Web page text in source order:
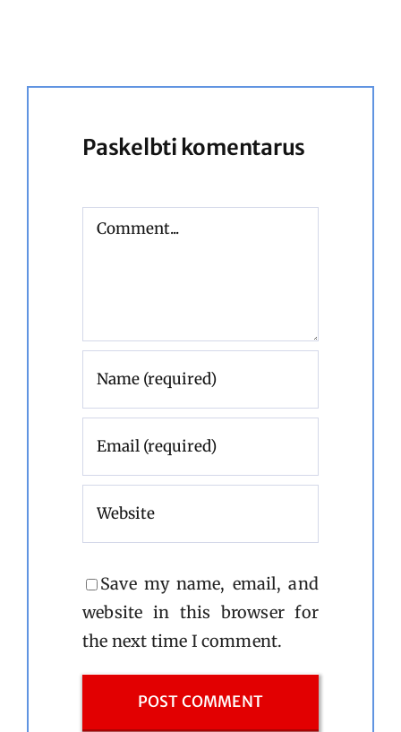
Paskelbti komentarus
Comment
Save my name, email, and
website in this browser for
the next time I comment.